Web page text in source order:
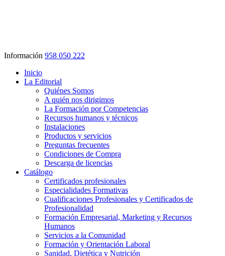
Información 958 050 222
Inicio
La Editorial
Quiénes Somos
A quién nos dirigimos
La Formación por Competencias
Recursos humanos y técnicos
Instalaciones
Productos y servicios
Preguntas frecuentes
Condiciones de Compra
Descarga de licencias
Catálogo
Certificados profesionales
Especialidades Formativas
Cualificaciones Profesionales y Certificados de
Profesionalidad
Formación Empresarial, Marketing y Recursos
Humanos
Servicios a la Comunidad
Formación y Orientación Laboral
Sanidad, Dietética y Nutrición